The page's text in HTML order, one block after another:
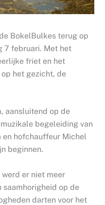
BokelBulkes terug op
7 februari. Met het
friet en het
het gezicht, de
aansluitend op de
begeleiding van
en hofchauffeur Michel
beginnen.
er niet meer
op de
darten voor het